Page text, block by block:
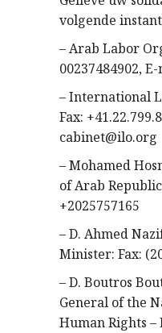
volgende
– Arab Labor
00237484902,
– International
Fax:
cabinet@ilo.org
– Mohamed
of Arab
+2025757165
– D. Ahmed
Minister: Fax:
– D. Boutros
General of the
Human Rights –